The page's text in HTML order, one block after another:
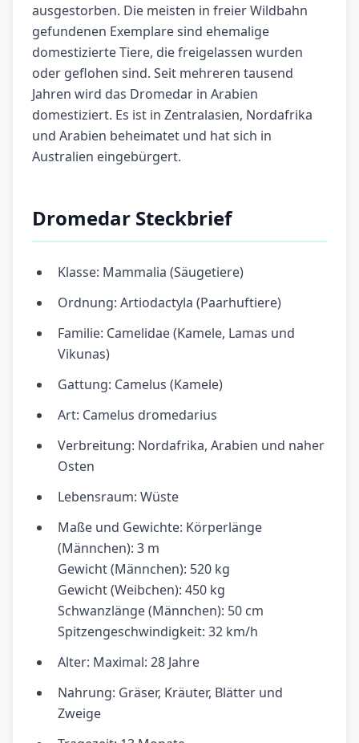
ausgestorben. Die meisten in freier Wildbahn
gefundenen Exemplare sind ehemalige
domestizierte Tiere, die freigelassen wurden
oder geflohen sind. Seit mehreren tausend
Jahren wird das Dromedar in Arabien
domestiziert. Es ist in Zentralasien, Nordafrika
und Arabien beheimatet und hat sich in
Australien eingebürgert.
Dromedar Steckbrief
Klasse: Mammalia (Säugetiere)
Ordnung: Artiodactyla (Paarhuftiere)
Familie: Camelidae (Kamele, Lamas und
Vikunas)
Gattung: Camelus (Kamele)
Art: Camelus dromedarius
Verbreitung: Nordafrika, Arabien und naher
Osten
Lebensraum: Wüste
Maße und Gewichte: Körperlänge
(Männchen): 3 m
Gewicht (Männchen): 520 kg
Gewicht (Weibchen): 450 kg
Schwanzlänge (Männchen): 50 cm
Spitzengeschwindigkeit: 32 km/h
Alter: Maximal: 28 Jahre
Nahrung: Gräser, Kräuter, Blätter und
Zweige